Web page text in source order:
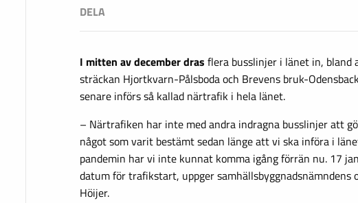
I mitten av december dras flera busslinjer i länet in, bland
sträckan Hjortkvarn-Pålsboda och Brevens bruk-
senare införs så kallad närtrafik i hela länet.
– Närtrafiken har inte med andra indragna busslinjer att
något som varit bestämt sedan länge att vi ska införa i
pandemin har vi inte kunnat komma igång förrän nu. 17
datum för trafikstart, uppger samhällsbyggnadsnämndens
Höijer.